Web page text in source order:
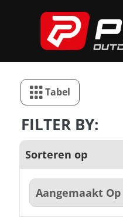
Tabel
FILTER BY:
Sorteren op